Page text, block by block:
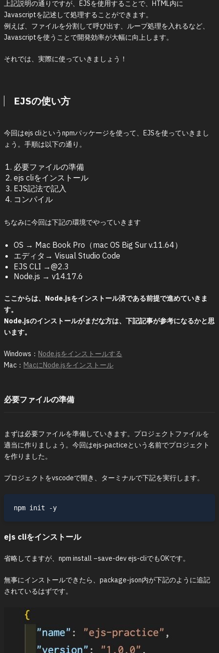
上記説明の通りですが、EJSを使用することで、HTML内に
Javascriptを記述して処理することができます。
例えば、ファイルを分割して呼び出す、ループ処理を入れるなど、
Javascriptを使うことで開発効率が大幅に向上します。
それでは、実際に使っていきましょう！
EJSの使い方
今回はejs cliというnpmパッケージを使って、EJSを使っていきまし
ょう。手順は以下の通り。
必要ファイルの準備
ejs cliをインストール
EJS記法で記入
コンパイル
ちなみに今回は下記の環境でやっていきます
OS → Mac Book Pro（mac OS Big Sur v.11.64）
エディタ→ Visual Studio Code
EJS CLI →@2.3
Node.js → v14.17.6
ここからは、Node.jsをインストール済である前提で進めていきま
す。
Node.jsのインストールがまだな方は、下記記事が参考になるかと思
います。
Windows： Node.jsをインストールする
Mac： MacにNode.jsをインストール
必要ファイルの準備
まずは必要ファイルを準備していきます。プロジェクトファイルを
適当に作りましょう。今回はejs-pacticeという名前でプロジェクト
を作りました。
プロジェクトをvscodeで開き、ターミナルで下記を実行します。
ejs cliをインストール
省略してますが、npm install –save-dev ejs-cliでもOKです。
無事にインストールできたら、package-json内が下記のように追記
されているはずです。